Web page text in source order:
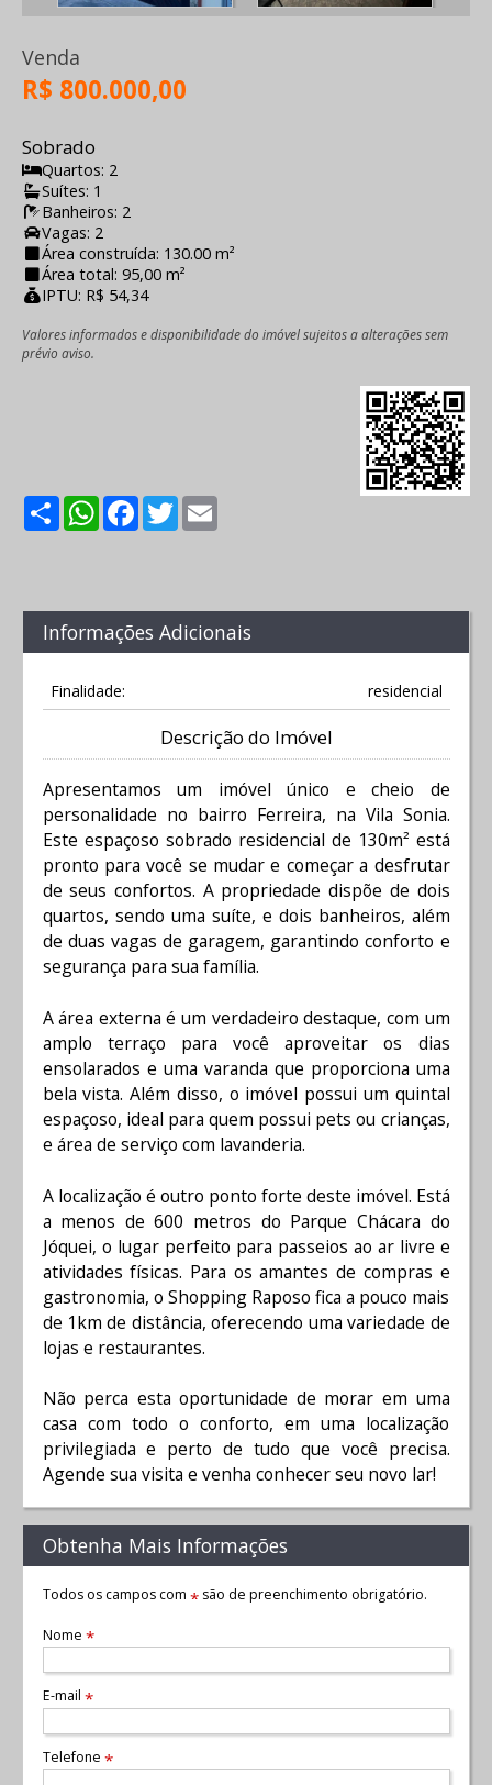
Venda
R$ 800.000,00
Sobrado
Quartos: 2
Suítes: 1
Banheiros: 2
Vagas: 2
Área construída: 130.00 m²
Área total: 95,00 m²
IPTU: R$ 54,34
Valores informados e disponibilidade do imóvel sujeitos a alterações sem
prévio aviso.
ShareWhatsApp
Facebook
Twitter
Informações Adicionais
Finalidade: residencial
Descrição do Imóvel
Apresentamos um imóvel único e cheio de
personalidade no bairro Ferreira, na Vila Sonia.
Este espaçoso sobrado residencial de 130m² está
pronto para você se mudar e começar a desfrutar
de seus confortos. A propriedade dispõe de dois
quartos, sendo uma suíte, e dois banheiros, além
de duas vagas de garagem, garantindo conforto e
segurança para sua família.
A área externa é um verdadeiro destaque, com um
amplo terraço para você aproveitar os dias
ensolarados e uma varanda que proporciona uma
bela vista. Além disso, o imóvel possui um quintal
espaçoso, ideal para quem possui pets ou crianças,
e área de serviço com lavanderia.
A localização é outro ponto forte deste imóvel. Está
a menos de 600 metros do Parque Chácara do
Jóquei, o lugar perfeito para passeios ao ar livre e
atividades físicas. Para os amantes de compras e
gastronomia, o Shopping Raposo fica a pouco mais
de 1km de distância, oferecendo uma variedade de
lojas e restaurantes.
Não perca esta oportunidade de morar em uma
casa com todo o conforto, em uma localização
privilegiada e perto de tudo que você precisa.
Agende sua visita e venha conhecer seu novo lar!
Obtenha Mais Informações
Todos os campos com *são de preenchimento obrigatório.
Nome *
E-mail *
Telefone *